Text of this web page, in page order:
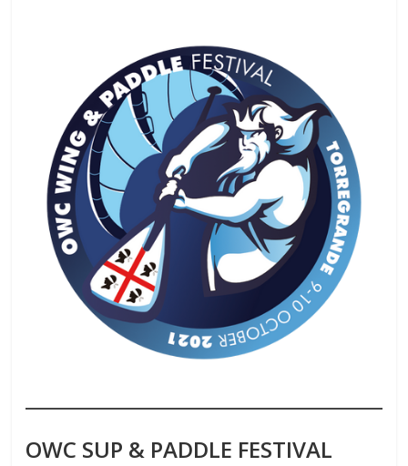
OWC SUP & PADDLE FESTIVAL